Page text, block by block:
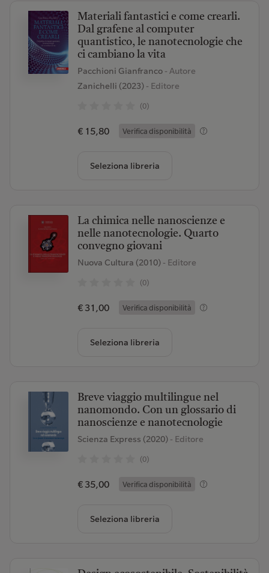
Materiali fantastici e come crearli.
Dal grafene al computer
quantistico, le nanotecnologie che
ci cambiano la vita
Pacchioni Gianfranco - Autore
Zanichelli (2023)- Editore
(0)
€ 15,80 Verifica disponibilità
Seleziona libreria
La chimica nelle nanoscienze e
nelle nanotecnologie. Quarto
convegno giovani
Nuova Cultura (2010)- Editore
(0)
€ 31,00 Verifica disponibilità
Seleziona libreria
Breve viaggio multilingue nel
nanomondo. Con un glossario di
nanoscienze e nanotecnologie
Scienza Express (2020)- Editore
(0)
€ 35,00 Verifica disponibilità
Seleziona libreria